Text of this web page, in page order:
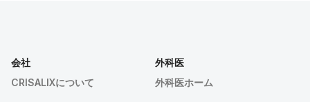
会社
CRISALIXについて
外科医
外科医ホーム